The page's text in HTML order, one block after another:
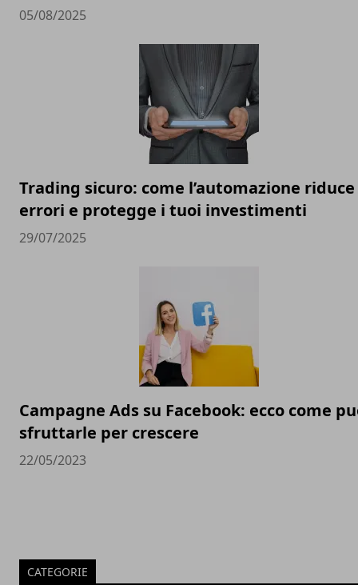
05/08/2025
Trading sicuro: come l’automazione
errori e protegge i tuoi investimenti
29/07/2025
Campagne Ads su Facebook: ecco come
sfruttarle per crescere
22/05/2023
CATEGORIE